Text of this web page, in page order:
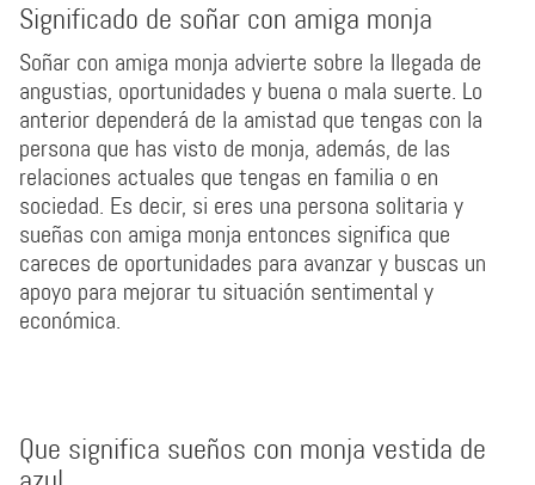
Significado de soñar con amiga monja
Soñar con amiga monja advierte sobre la llegada de
angustias, oportunidades y buena o mala suerte. Lo
anterior dependerá de la amistad que tengas con la
persona que has visto de monja, además, de las
relaciones actuales que tengas en familia o en
sociedad. Es decir, si eres una persona solitaria y
sueñas con amiga monja entonces significa que
careces de oportunidades para avanzar y buscas un
apoyo para mejorar tu situación sentimental y
económica.
Que significa sueños con monja vestida de